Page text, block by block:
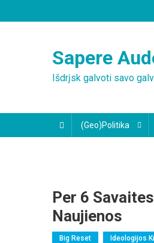
to
Sapere
Išdrįsk galvoti savo
(Geo)Politika
Per 6
Naujienos
Big Reset Ideologijos